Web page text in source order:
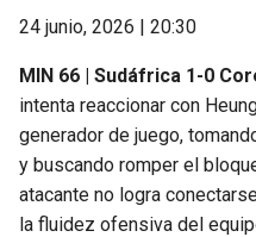
24 junio, 2026 | 20:30
MIN 66 | Sudáfrica 1-0
intenta reaccionar con
generador de juego,
y buscando romper el
atacante no logra
la fluidez ofensiva del